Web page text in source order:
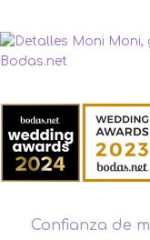
Confianza de